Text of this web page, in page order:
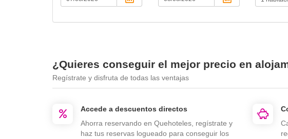
¿Quieres conseguir el mejor precio en
Regístrate y disfruta de todas las ventajas
Accede a descuentos directos
Ahorra reservando en Quehoteles, regístrate y
haz tus reservas logueado para conseguir los